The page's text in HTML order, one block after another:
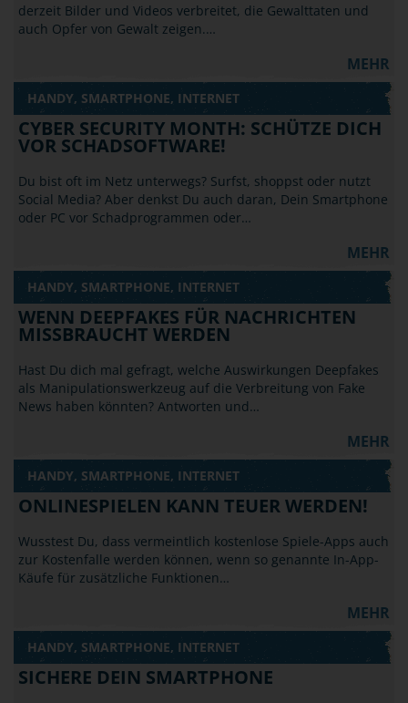
derzeit Bilder und Videos verbreitet, die Gewalttaten und
auch Opfer von Gewalt zeigen.…
MEHR
HANDY, SMARTPHONE, INTERNET
CYBER SECURITY MONTH: SCHÜTZE DICH
VOR SCHADSOFTWARE!
Du bist oft im Netz unterwegs? Surfst, shoppst oder nutzt
Social Media? Aber denkst Du auch daran, Dein Smartphone
oder PC vor Schadprogrammen oder…
MEHR
HANDY, SMARTPHONE, INTERNET
WENN DEEPFAKES FÜR NACHRICHTEN
MISSBRAUCHT WERDEN
Hast Du dich mal gefragt, welche Auswirkungen Deepfakes
als Manipulationswerkzeug auf die Verbreitung von Fake
News haben könnten? Antworten und…
MEHR
HANDY, SMARTPHONE, INTERNET
ONLINESPIELEN KANN TEUER WERDEN!
Wusstest Du, dass vermeintlich kostenlose Spiele-Apps auch
zur Kostenfalle werden können, wenn so genannte In-App-
Käufe für zusätzliche Funktionen…
MEHR
HANDY, SMARTPHONE, INTERNET
SICHERE DEIN SMARTPHONE